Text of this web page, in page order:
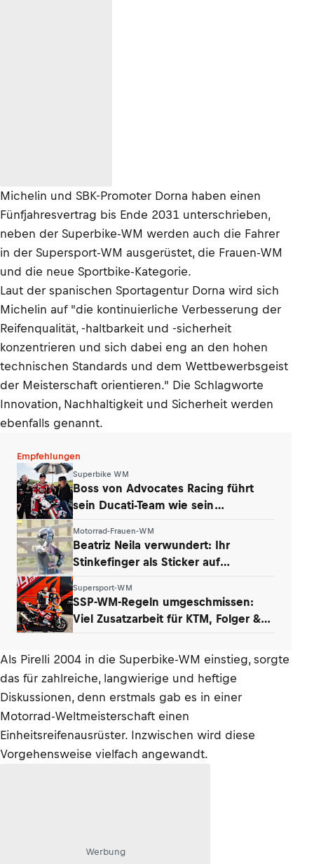
Michelin und SBK-Promoter Dorna haben einen
Fünfjahresvertrag bis Ende 2031 unterschrieben,
neben der Superbike-WM werden auch die Fahrer
in der Supersport-WM ausgerüstet, die Frauen-WM
und die neue Sportbike-Kategorie.
Laut der spanischen Sportagentur Dorna wird sich
Michelin auf "die kontinuierliche Verbesserung der
Reifenqualität, -haltbarkeit und -sicherheit
konzentrieren und sich dabei eng an den hohen
technischen Standards und dem Wettbewerbsgeist
der Meisterschaft orientieren." Die Schlagworte
Innovation, Nachhaltigkeit und Sicherheit werden
ebenfalls genannt.
Empfehlungen
Superbike WM
Boss von Advocates Racing führt
sein Ducati-Team wie sein
Motorrad-Frauen-WM
Beatriz Neila verwundert: Ihr
Stinkefinger als Sticker auf
Supersport-WM
SSP-WM-Regeln umgeschmissen:
Viel Zusatzarbeit für KTM, Folger &
Als Pirelli 2004 in die Superbike-WM einstieg, sorgte
das für zahlreiche, langwierige und heftige
Diskussionen, denn erstmals gab es in einer
Motorrad-Weltmeisterschaft einen
Einheitsreifenausrüster. Inzwischen wird diese
Vorgehensweise vielfach angewandt.
Werbung